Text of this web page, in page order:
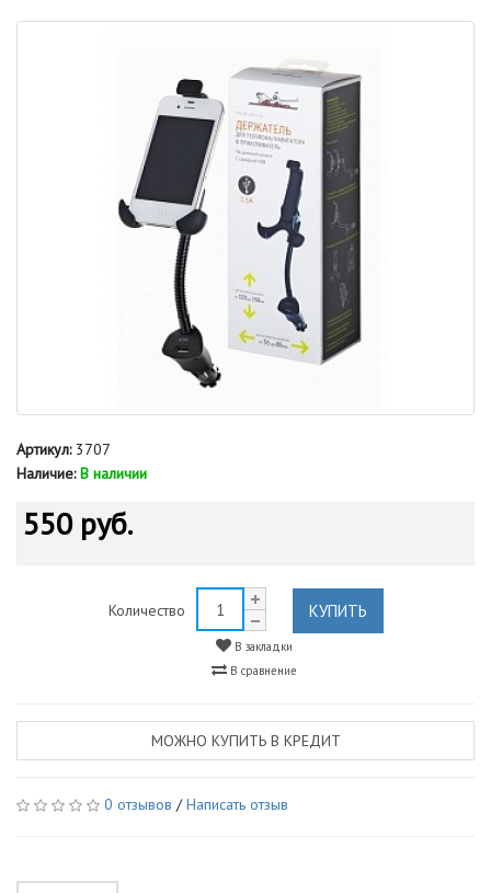
Артикул:3707
Наличие: В наличии
550 руб.
Количество КУПИТЬ
В закладки
В сравнение
МОЖНО КУПИТЬ В КРЕДИТ
0 отзывов /Написать отзыв